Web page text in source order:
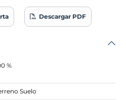
Descargar PDF
%
Suelo